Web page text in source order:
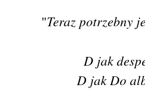
"Teraz potrzebny
D jak
D jak Do